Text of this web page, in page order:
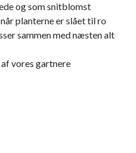
og som snitblomst
planterne er slået til ro
sammen med næsten alt
vores gartnere